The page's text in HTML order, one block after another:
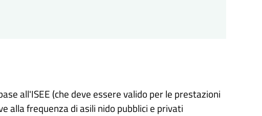
all'ISEE (che deve essere valido per le prestazioni
alla frequenza di asili nido pubblici e privati